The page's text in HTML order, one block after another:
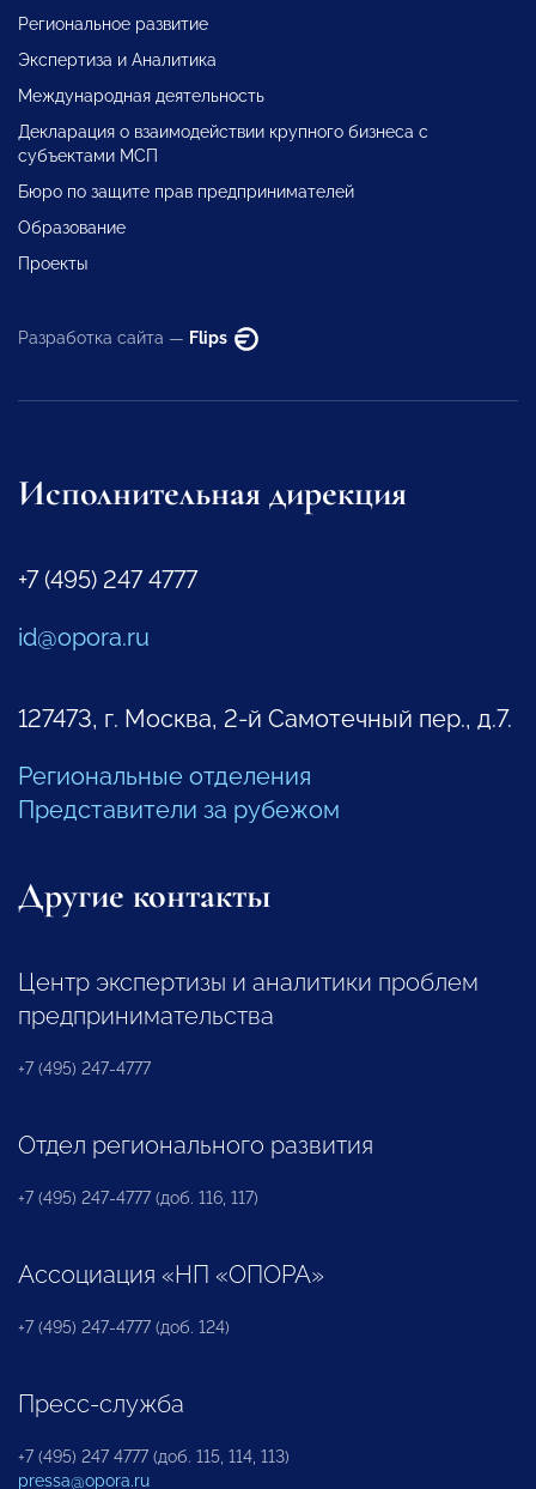
Региональное развитие
Экспертиза и Аналитика
Международная деятельность
Декларация о взаимодействии крупного бизнеса с
субъектами МСП
Бюро по защите прав предпринимателей
Образование
Проекты
Разработка сайта — Flips
Исполнительная дирекция
+7 (495) 247 4777
id@opora.ru
127473, г. Москва, 2-й Самотечный пер., д.7.
Региональные отделения
Представители за рубежом
Другие контакты
Центр экспертизы и аналитики проблем
предпринимательства
+7 (495) 247-4777
Отдел регионального развития
+7 (495) 247-4777 (доб. 116, 117)
Ассоциация «НП «ОПОРА»
+7 (495) 247-4777 (доб. 124)
Пресс-служба
+7 (495) 247 4777 (доб. 115, 114, 113)
pressa@opora.ru